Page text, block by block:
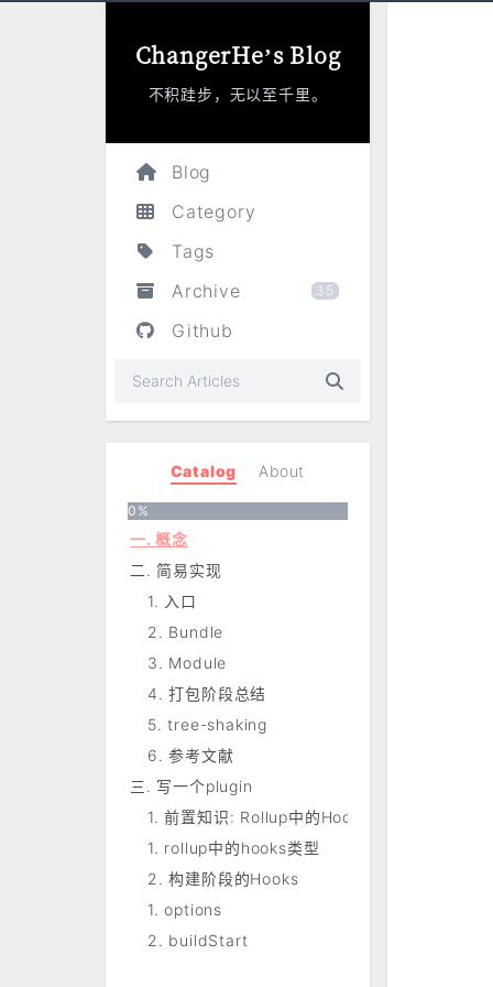
ChangerHe’s Blog
不积跬步，无以至千里。
Blog
Category
Tags
Archive
35
Github
Catalog About
0 %
一. 概念
二. 简易实现
1. 入口
2. Bundle
3. Module
4. 打包阶段总结
5. tree-shaking
6. 参考文献
三. 写一个plugin
1. 前置知识: Rollup中的Hooks
1. rollup中的hooks类型
2. 构建阶段的Hooks
1. options
2. buildStart